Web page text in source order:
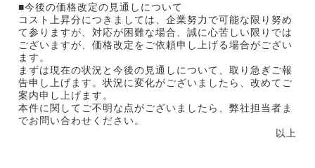
■今後の価格改定の見通しについて
コスト上昇分につきましては、企業努力で可能な限り努め
て参りますが、対応が困難な場合、誠に心苦しい限りでは
ございますが、価格改定をご依頼申し上げる場合がござい
ます。
まずは現在の状況と今後の見通しについて、取り急ぎご報
告申し上げます。状況に変化がございましたら、改めてご
案内申し上げます。
本件に関してご不明な点がございましたら、弊社担当者ま
でお問い合わせください。
以上